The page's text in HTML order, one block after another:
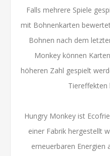
Falls mehrere Spiele
mit Bohnenkarten
Bohnen nach dem
Monkey können
höheren Zahl gespielt
Tiereffekten
Hungry Monkey ist
einer Fabrik hergestellt
erneuerbaren Energien